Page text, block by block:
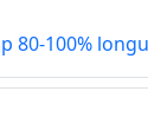
80-100%